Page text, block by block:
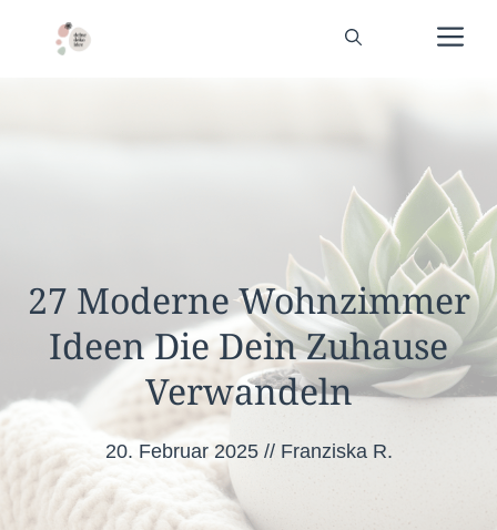
27 Moderne Wohnzimmer
Ideen Die Dein Zuhause
Verwandeln
20. Februar 2025 // Franziska R.